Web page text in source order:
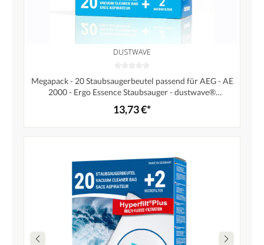
DUSTWAVE
Megapack - 20 Staubsaugerbeutel passend für AEG - AE
2000 - Ergo Essence Staubsauger - dustwave®
Markenstaubbeutel / Made in Germany + inkl. Micro-
Filter
13,73 €*